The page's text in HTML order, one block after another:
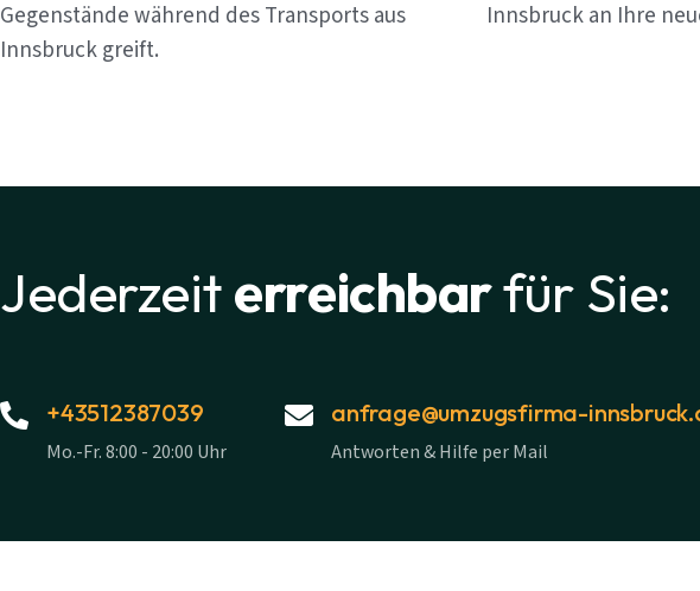
Gegenstände während des Transports aus
Innsbruck greift.
Innsbruck an Ihre
Jederzeiterreichbarfür Sie:
+43512387039
Mo.-Fr. 8:00 - 20:00 Uhr
anfrage@umzugsfirma-
Antworten & Hilfe per Mail